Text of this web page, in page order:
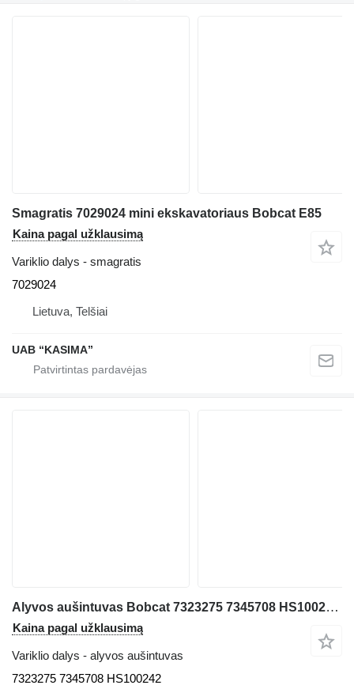
Smagratis 7029024 mini ekskavatoriaus Bobcat E85
Kaina pagal užklausimą
Variklio dalys - smagratis
7029024
Lietuva, Telšiai
UAB “KASIMA”
Alyvos aušintuvas Bobcat 7323275 7345708 HS100242 ekskavatoriaus Bobcat E85
Kaina pagal užklausimą
Variklio dalys - alyvos aušintuvas
7323275 7345708 HS100242